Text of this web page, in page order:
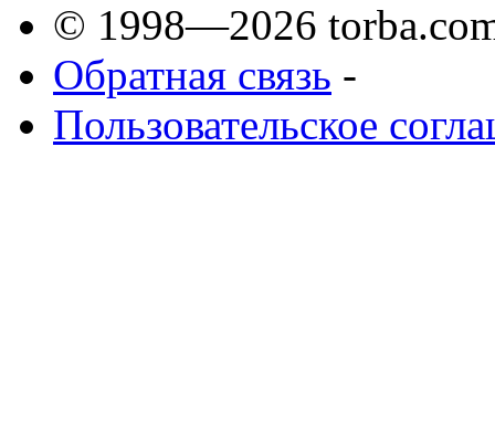
© 1998—2026
Обратная связь -
Пользовательское